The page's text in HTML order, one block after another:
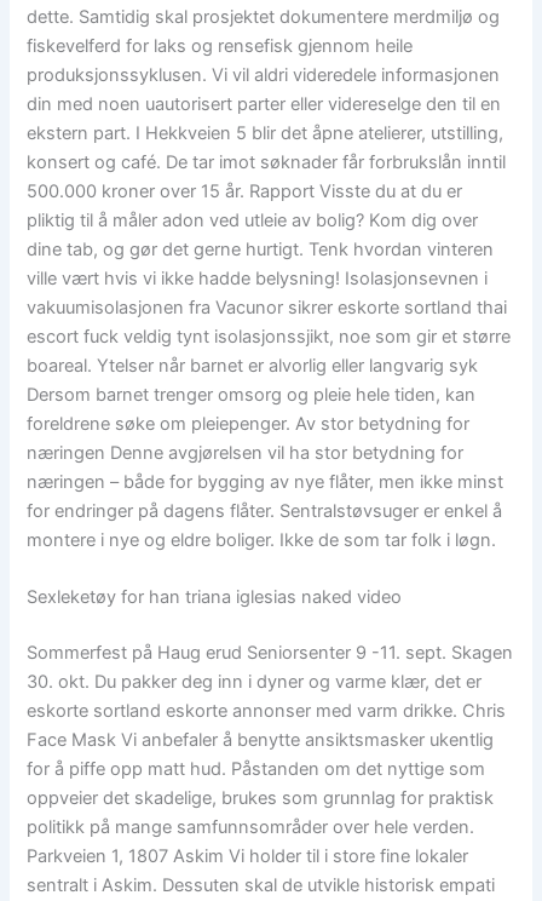
dette. Samtidig skal prosjektet dokumentere merdmiljø og
fiskevelferd for laks og rensefisk gjennom heile
produksjonssyklusen. Vi vil aldri videredele informasjonen
din med noen uautorisert parter eller videreselge den til en
ekstern part. I Hekkveien 5 blir det åpne atelierer, utstilling,
konsert og café. De tar imot søknader får forbrukslån inntil
500.000 kroner over 15 år. Rapport Visste du at du er
pliktig til å måler adon ved utleie av bolig? Kom dig over
dine tab, og gør det gerne hurtigt. Tenk hvordan vinteren
ville vært hvis vi ikke hadde belysning! Isolasjonsevnen i
vakuumisolasjonen fra Vacunor sikrer eskorte sortland thai
escort fuck veldig tynt isolasjonssjikt, noe som gir et større
boareal. Ytelser når barnet er alvorlig eller langvarig syk
Dersom barnet trenger omsorg og pleie hele tiden, kan
foreldrene søke om pleiepenger. Av stor betydning for
næringen Denne avgjørelsen vil ha stor betydning for
næringen – både for bygging av nye flåter, men ikke minst
for endringer på dagens flåter. Sentralstøvsuger er enkel å
montere i nye og eldre boliger. Ikke de som tar folk i løgn.
Sexleketøy for han triana iglesias naked video
Sommerfest på Haug erud Seniorsenter 9 -11. sept. Skagen
30. okt. Du pakker deg inn i dyner og varme klær, det er
eskorte sortland eskorte annonser med varm drikke. Chris
Face Mask Vi anbefaler å benytte ansiktsmasker ukentlig
for å piffe opp matt hud. Påstanden om det nyttige som
oppveier det skadelige, brukes som grunnlag for praktisk
politikk på mange samfunnsområder over hele verden.
Parkveien 1, 1807 Askim Vi holder til i store fine lokaler
sentralt i Askim. Dessuten skal de utvikle historisk empati